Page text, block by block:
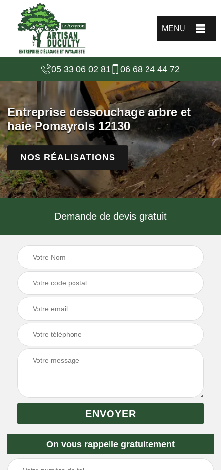
MENU
05 33 06 02 81 06 68 24 44 72
Entreprise dessouchage arbre et
haie Pomayrols 12130
NOS RÉALISATIONS
Demande de devis gratuit
On vous rappelle gratuitement